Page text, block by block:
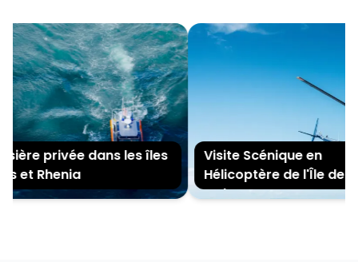
privée dans les îles
et Rhenia
Visite Scénique en
Hélicoptère de l'Île de
Mykonos